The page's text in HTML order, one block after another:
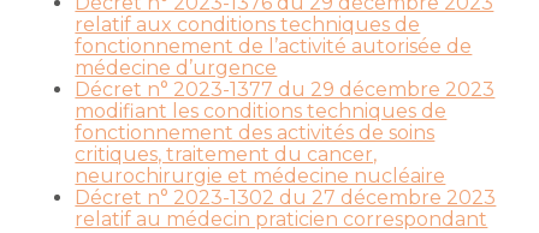
relatif aux conditions techniques de
fonctionnement de l’activité autorisée de
médecine d’urgence
Décret n° 2023-1377 du 29 décembre 2023
modifiant les conditions techniques de
fonctionnement des activités de soins
critiques, traitement du cancer,
neurochirurgie et médecine nucléaire
Décret n° 2023-1302 du 27 décembre 2023
relatif au médecin praticien correspondant